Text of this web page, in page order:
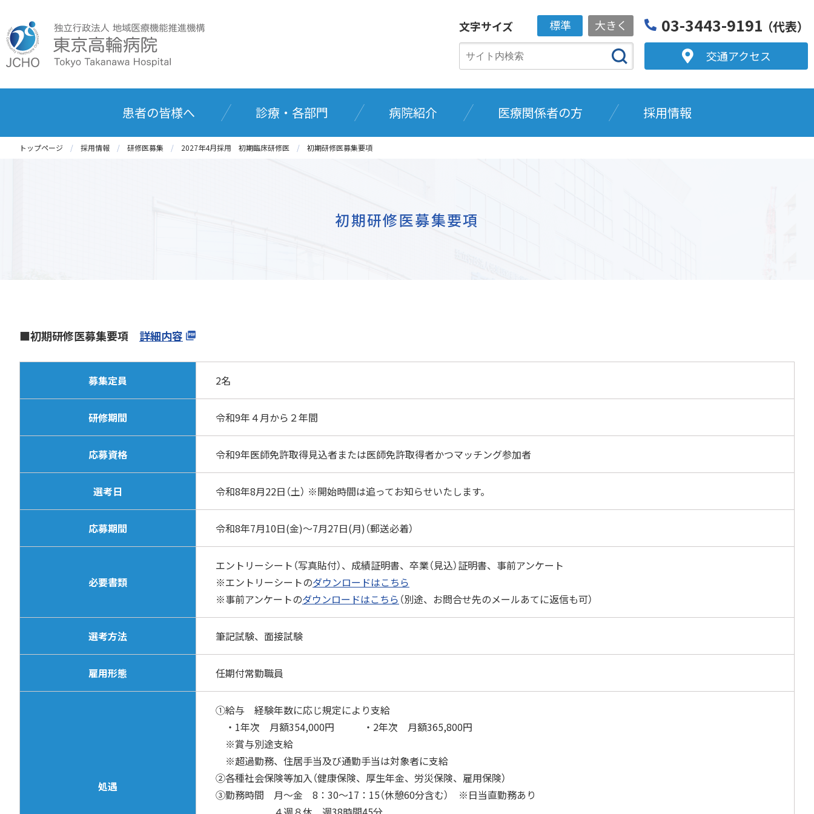
文字サイズ 標準 大きく 03-3443-9191 （代表）
交通アクセス
患者の皆様へ 診療・各部門 病院紹介 医療関係者の方 採用情報
トップページ 採用情報 研修医募集 2027年4月採用 初期臨床研修医 初期研修医募集要項
初期研修医募集要項
■初期研修医募集要項 詳細内容
募集定員 2名
研修期間 令和9年４月から２年間
応募資格 令和9年医師免許取得見込者または医師免許取得者かつマッチング参加者
選考日 令和8年8月22日（土） ※開始時間は追ってお知らせいたします。
応募期間 令和8年7月10日(金)～7月27日(月)（郵送必着）
必要書類
エントリーシート（写真貼付）、成績証明書、卒業（見込）証明書、事前アンケート
※エントリーシートのダウンロードはこちら
※事前アンケートのダウンロードはこちら （別途、お問合せ先のメールあてに返信も可）
選考方法 筆記試験、面接試験
雇用形態 任期付常勤職員
処遇
①給与 経験年数に応じ規定により支給
・1年次 月額354,000円 ・2年次 月額365,800円
※賞与別途支給
※超過勤務、住居手当及び通勤手当は対象者に支給
②各種社会保険等加入（健康保険、厚生年金、労災保険、雇用保険）
③勤務時間 月～金 8：30～17：15（休憩60分含む） ※日当直勤務あり